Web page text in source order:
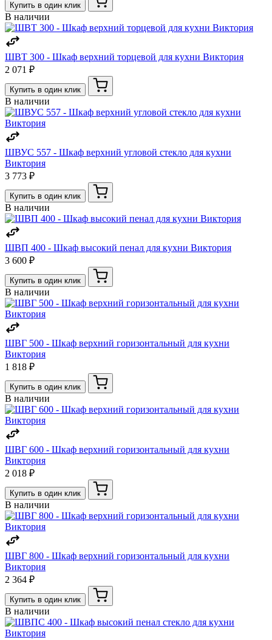
Купить в один клик
В наличии
ШВТ 300 - Шкаф верхний торцевой для кухни Виктория
2 071 ₽
Купить в один клик
В наличии
ШВУС 557 - Шкаф верхний угловой стекло для кухни
Виктория
3 773 ₽
Купить в один клик
В наличии
ШВП 400 - Шкаф высокий пенал для кухни Виктория
3 600 ₽
Купить в один клик
В наличии
ШВГ 500 - Шкаф верхний горизонтальный для кухни
Виктория
1 818 ₽
Купить в один клик
В наличии
ШВГ 600 - Шкаф верхний горизонтальный для кухни
Виктория
2 018 ₽
Купить в один клик
В наличии
ШВГ 800 - Шкаф верхний горизонтальный для кухни
Виктория
2 364 ₽
Купить в один клик
В наличии